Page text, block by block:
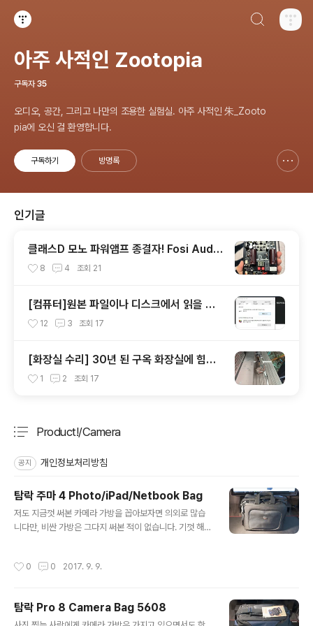
아주 사적인 Zootopia
구독자 35
오디오, 공간, 그리고 나만의 조용한 실험실. 아주 사적인 朱_Zooto
pia에 오신 걸 환영합니다.
구독하기 방명록
인기글
클래스D 모노 파워앰프 종결자! Fosi Audio
V3 Mono 모노블럭 리뷰
8 4 조회 21
[컴퓨터]원본 파일이나 디스크에서 읽을 수
없습니다!
12 3 조회 17
[화장실 수리] 30년 된 구옥 화장실에 힘펠
환풍기 셀프로 설치하기
1 2 조회 17
Product!/Camera
공지 개인정보처리방침
탐락 주마 4 Photo/iPad/Netbook Bag
저도 지금껏 써본 카메라 가방을 꼽아보자면 의외로 많습
니다만, 비싼 가방은 그다지 써본 적이 없습니다. 기껏 해야
있는데, 렌즈 필터가 아작 났던 적이 있었습니다. 그때 생각
른 브랜드 가방을 쓰시는걸 추천합니다. Model 5724 Z
0 0 2017. 9. 9.
탐락 Pro 8 Camera Bag 5608